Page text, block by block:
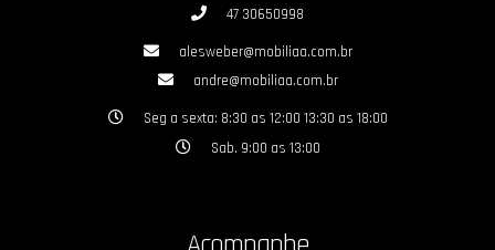
47 30650998
alesweber@mobiliaa.com.br
andre@mobiliaa.com.br
Seg a sexta: 8:30 as 12:00 13:30 as 18:00
Sab. 9:00 as 13:00